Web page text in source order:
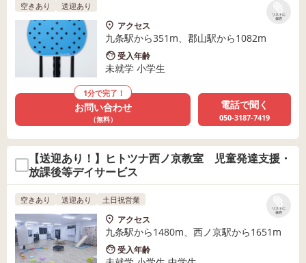
リストに
保存
空きあり 送迎あり
アクセス
九条駅から351m、郡山駅から1082m
受入年齢
未就学 小学生
1分で完了！
お問い合わせ
（無料）
電話で聞く
050-3187-7419
【送迎あり！】ヒトツナ西ノ京教室 児童発達支援・
放課後等デイサービス
リストに
保存
空きあり 送迎あり 土日祝営業
アクセス
九条駅から1480m、西ノ京駅から1651m
受入年齢